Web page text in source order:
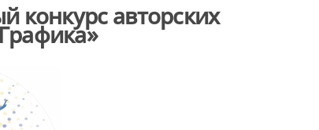
конкурс авторских